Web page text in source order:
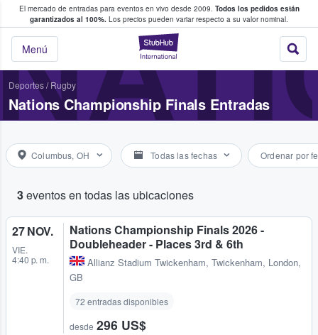
El mercado de entradas para eventos en vivo desde 2009. Todos los pedidos están
garantizados al 100%. Los precios pueden variar respecto a su valor nominal.
StubHub:
Menú
y venta de entradas entre fans
Deportes/Rugby
Nations Championship Finals Entradas
Columbus, OH Todas las fechas Ordenar por
3eventos en todas las ubicaciones
27 NOV.
VIE.
4:40 p. m.
Nations Championship Finals 2026 -
Doubleheader - Places 3rd & 6th
Allianz Stadium Twickenham, Twickenham, London,
GB
72 entradas disponibles
desde 296 US$